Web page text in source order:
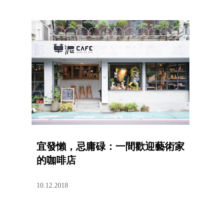
宜發懶，忌庸碌：一間歡迎藝術家
的咖啡店
10.12.2018